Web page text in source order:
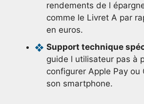
rendements de l
comme le Livret A par
en euros.
Support technique
guide l utilisateur pas à
configurer Apple Pay ou
son smartphone.